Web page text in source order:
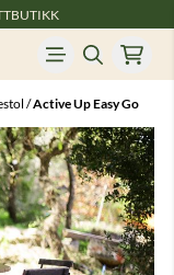
/Active Up Easy Go